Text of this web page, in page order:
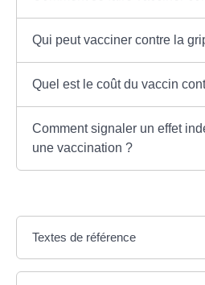
Qui peut vacciner contre la
Quel est le coût du vaccin
Comment signaler un effet
une vaccination ?
Textes de référence